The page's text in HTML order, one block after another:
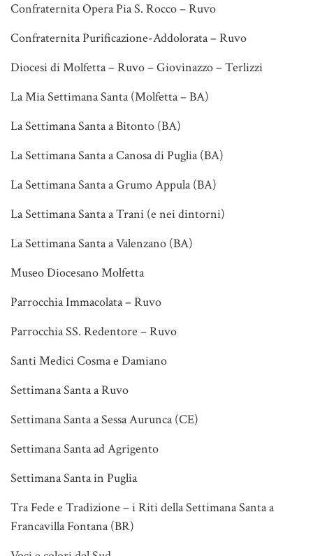
Confraternita Opera Pia S. Rocco – Ruvo
Confraternita Purificazione-Addolorata – Ruvo
Diocesi di Molfetta – Ruvo – Giovinazzo – Terlizzi
La Mia Settimana Santa (Molfetta – BA)
La Settimana Santa a Bitonto (BA)
La Settimana Santa a Canosa di Puglia (BA)
La Settimana Santa a Grumo Appula (BA)
La Settimana Santa a Trani (e nei dintorni)
La Settimana Santa a Valenzano (BA)
Museo Diocesano Molfetta
Parrocchia Immacolata – Ruvo
Parrocchia SS. Redentore – Ruvo
Santi Medici Cosma e Damiano
Settimana Santa a Ruvo
Settimana Santa a Sessa Aurunca (CE)
Settimana Santa ad Agrigento
Settimana Santa in Puglia
Tra Fede e Tradizione – i Riti della Settimana Santa a
Francavilla Fontana (BR)